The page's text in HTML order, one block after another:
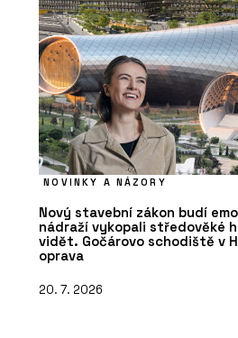
NOVINKY A NÁZORY
Nový stavební zákon budí
nádraží vykopali středověké
vidět. Gočárovo schodiště v
oprava
20. 7. 2026